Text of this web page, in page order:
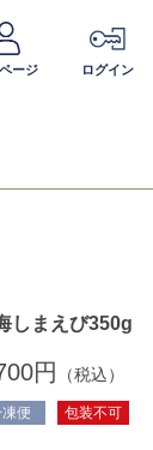
ージ ログイン
しまえび350g
円 （税込）
便 包装不可